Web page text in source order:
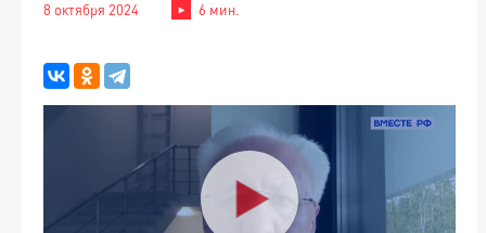
8 октября 2024 6 мин.